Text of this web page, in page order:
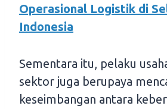
Operasional Logistik di
Indonesia
Sementara itu, pelaku
sektor juga berupaya
keseimbangan antara